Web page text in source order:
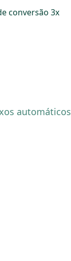
conversão 3x
automáticos